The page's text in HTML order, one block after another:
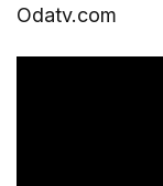
Odatv.com